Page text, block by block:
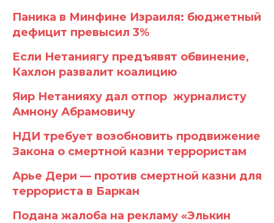
Паника в Минфине Израиля: бюджетный
дефицит превысил 3%
Если Нетаниягу предъявят обвинение,
Кахлон развалит коалицию
Яир Нетанияху дал отпор журналисту
Амнону Абрамовичу
НДИ требует возобновить продвижение
Закона о смертной казни террористам
Арье Дери — против смертной казни для
террориста в Баркан
Подана жалоба на рекламу «Элькин